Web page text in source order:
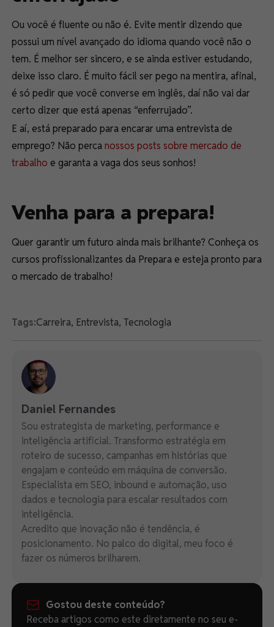
Ou você é fluente ou não é. Evite mentir dizendo que
possui um nível avançado do idioma quando você não o
tem. É melhor ser sincero, e se ainda estiver estudando,
deixe isso claro. É muito fácil ser pego na mentira, afinal,
é só pedir que você converse em inglês, daí não vai dar
certo dizer que está apenas “enferrujado”.
E aí, está preparado para encarar uma entrevista de
emprego? Não percanossos posts sobre mercado de
trabalho e garanta a vaga dos seus sonhos!
Venha para a prepara!
Quer garantir um futuro ainda mais brilhante? Conheça os
cursos profissionalizantes da Prepara e esteja pronto para
o mercado de trabalho!
Tags:Carreira, Entrevista, Tecnologia
Daniel Fernandes
Sou estrategista de marketing, performance e
inteligência artificial. Transformo estratégia em
roteiro de sucesso, campanhas em histórias que
engajam e conteúdo em máquina de conversão.
Especialista em SEO, inbound e automação, uso
dados e tecnologia para escalar resultados com
inteligência.
Acredito que inovação não é tendência, é
posicionamento. No palco do digital, meu foco é
fazer os números brilharem.
Gostou deste conteúdo?
Receba artigos como este diretamente no seu e-